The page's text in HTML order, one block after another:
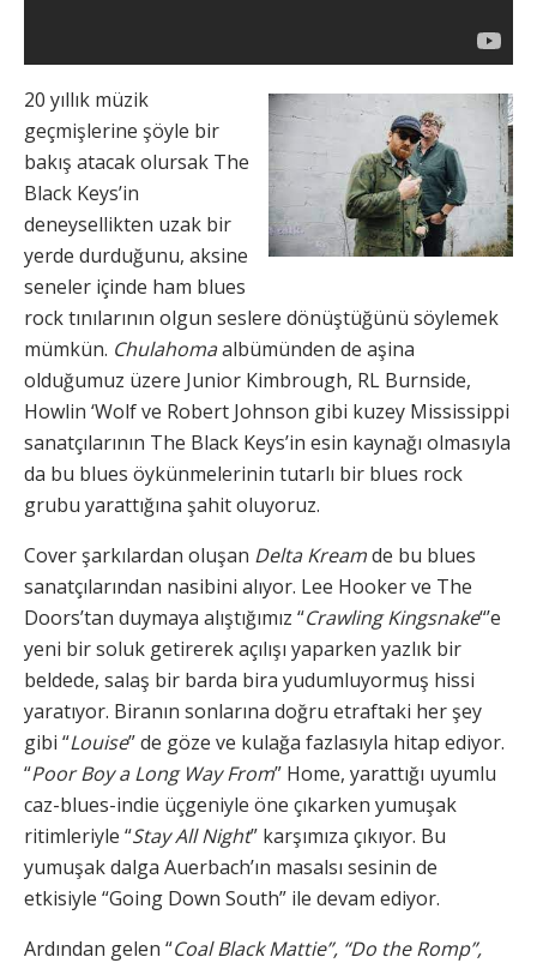
20 yıllık müzik
geçmişlerine şöyle bir
bakış atacak olursak The
Black Keys’in
deneysellikten uzak bir
yerde durduğunu, aksine
seneler içinde ham blues
rock tınılarının olgun seslere dönüştüğünü söylemek
mümkün. Chulahomaalbümünden de aşina
olduğumuz üzere Junior Kimbrough, RL Burnside,
Howlin ‘Wolf ve Robert Johnson gibi kuzey Mississippi
sanatçılarının The Black Keys’in esin kaynağı olmasıyla
da bu blues öykünmelerinin tutarlı bir blues rock
grubu yarattığına şahit oluyoruz.
Cover şarkılardan oluşan Delta Kreamde bu blues
sanatçılarından nasibini alıyor. Lee Hooker ve The
Doors’tan duymaya alıştığımız “Crawling Kingsnake“’e
yeni bir soluk getirerek açılışı yaparken yazlık bir
beldede, salaş bir barda bira yudumluyormuş hissi
yaratıyor. Biranın sonlarına doğru etraftaki her şey
gibi “Louise” de göze ve kulağa fazlasıyla hitap ediyor.
“Poor Boy a Long Way From” Home, yarattığı uyumlu
caz-blues-indie üçgeniyle öne çıkarken yumuşak
ritimleriyle “Stay All Night” karşımıza çıkıyor. Bu
yumuşak dalga Auerbach’ın masalsı sesinin de
etkisiyle “Going Down South” ile devam ediyor.
Ardından gelen “Coal Black Mattie”, “Do the Romp”,